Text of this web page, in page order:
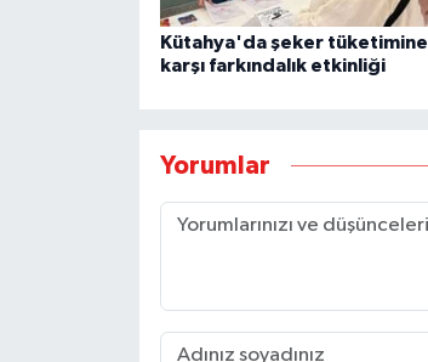
Kütahya'da şeker tüketimine
karşı farkındalık etkinliği
Yorumlar